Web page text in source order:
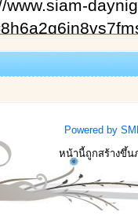
Powered by
หน้านี้ถูกสร้างขึ้น